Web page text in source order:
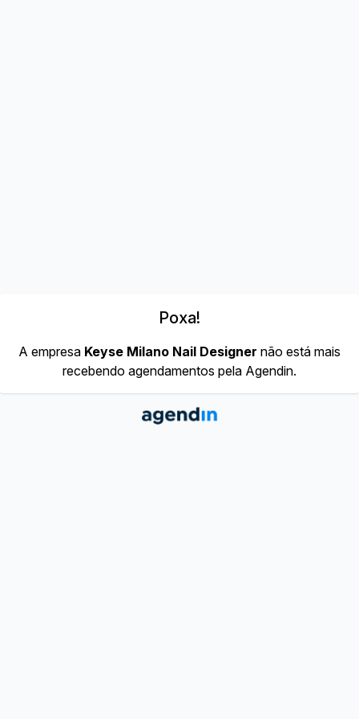
Poxa!
A empresa Keyse Milano Nail Designer não está mais
recebendo agendamentos pela Agendin.